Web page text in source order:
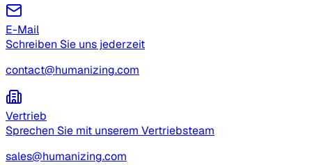
E-Mail
Schreiben Sie uns jederzeit
contact@humanizing.com
Vertrieb
Sprechen Sie mit unserem Vertriebsteam
sales@humanizing.com